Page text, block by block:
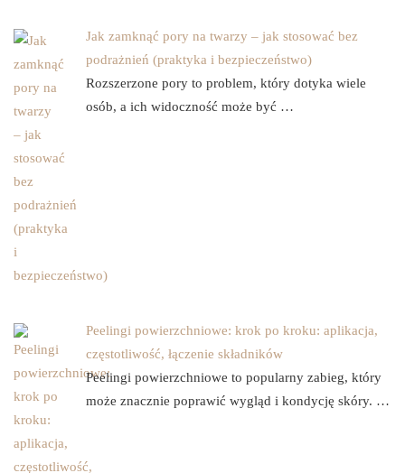
Jak zamknąć pory na twarzy – jak stosować bez
podrażnień (praktyka i bezpieczeństwo)
Rozszerzone pory to problem, który dotyka wiele
osób, a ich widoczność może być …
Peelingi powierzchniowe: krok po kroku: aplikacja,
częstotliwość, łączenie składników
Peelingi powierzchniowe to popularny zabieg, który
może znacznie poprawić wygląd i kondycję skóry. …